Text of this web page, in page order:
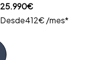
25.990€
Desde412€ /mes*